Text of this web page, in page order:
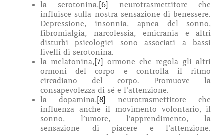
la serotonina,[6]
neurotrasmettitore che
influisce sulla nostra sensazione di benessere.
Depressione, insonnia, apnea del sonno,
fibromialgia, narcolessia, emicrania e altri
disturbi psicologici sono associati a bassi
livelli di serotonina.
la melatonina,[7]
ormone che regola gli altri
ormoni del corpo e controlla il ritmo
circadiano del corpo. Promuove la
consapevolezza di sé e l’attenzione.
la dopamina,[8]
neurotrasmettitore che
influenza anche il movimento volontario, il
sonno, l’umore, l’apprendimento, la
sensazione di piacere e l’attenzione.